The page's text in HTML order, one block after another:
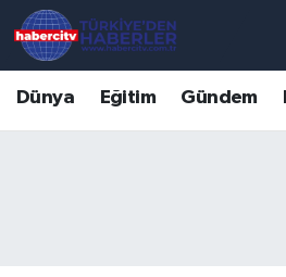
Dünya Eğitim Gündem